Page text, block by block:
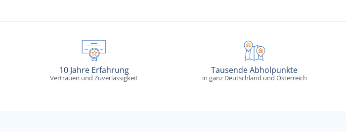
10 Jahre Erfahrung
Vertrauen und Zuverlässigkeit
Tausende Abholpunkte
in ganz Deutschland und Österreich